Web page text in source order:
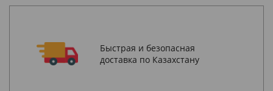
Быстрая и безопасная
доставка по Казахстану